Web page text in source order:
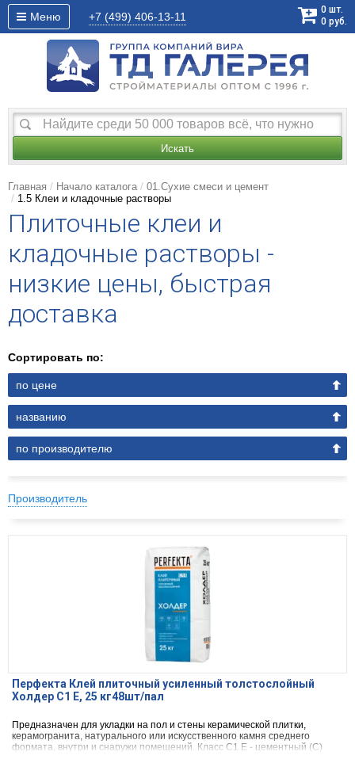
Меню +7 (499) 406-13-11
0 шт.
0 руб.
Искать
Главная Начало каталога
01.Сухие смеси и цемент
1.5 Клеи и кладочные растворы
Плиточные клеи и
кладочные растворы -
низкие цены, быстрая
доставка
Сортировать по:
по цене
названию
по производителю
Производитель
Перфекта Клей плиточный усиленный толстослойный
Холдер С1 Е, 25 кг48шт/пал
Предназначен для укладки на пол и стены керамической плитки,
керамогранита, натурального или искусственного камня среднего
формата, внутри и снаружи помещений. Класс С1 Е - цементный (С)